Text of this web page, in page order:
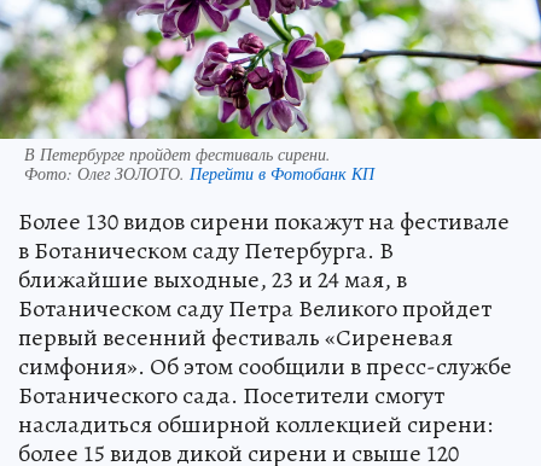
В Петербурге пройдет фестиваль сирени.
Фото: Олег ЗОЛОТО. Перейти в Фотобанк КП
Более 130 видов сирени покажут на фестивале
в Ботаническом саду Петербурга. В
ближайшие выходные, 23 и 24 мая, в
Ботаническом саду Петра Великого пройдет
первый весенний фестиваль «Сиреневая
симфония». Об этом сообщили в пресс-службе
Ботанического сада. Посетители смогут
насладиться обширной коллекцией сирени:
более 15 видов дикой сирени и свыше 120